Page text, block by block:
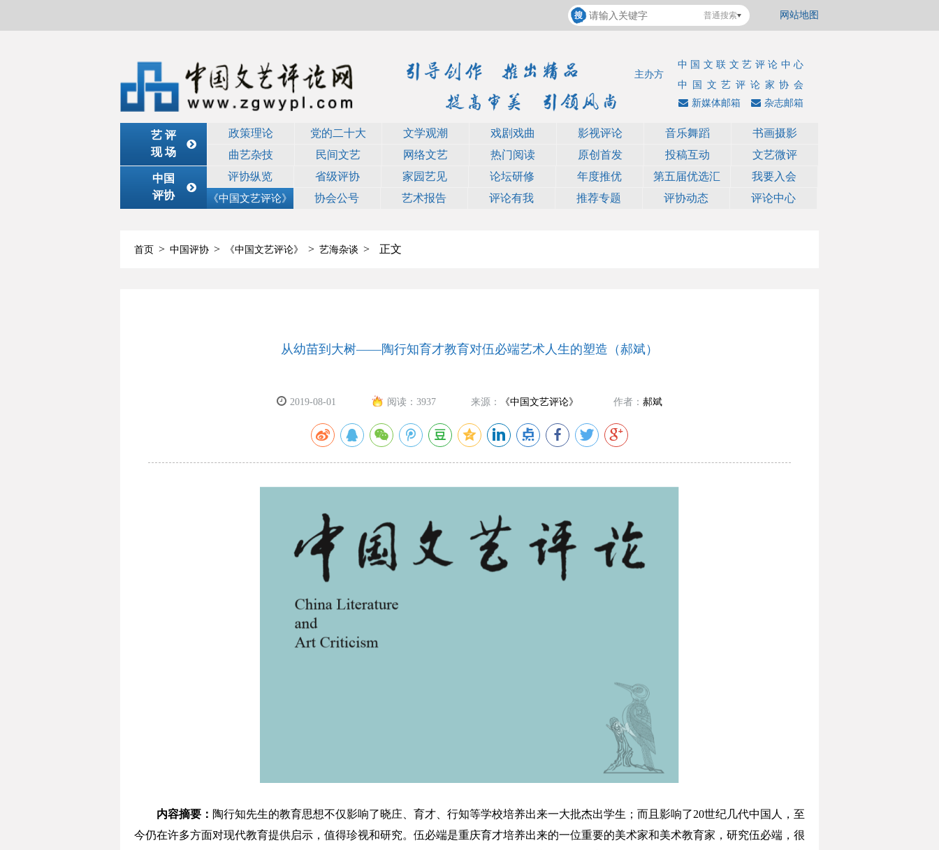
网站地图
普通搜索
中国文联文艺评论中心
中国文艺评论家协会
主办方
杂志邮箱
新媒体邮箱
艺 评
现 场
政策理论 党的二十大 文学观潮 戏剧戏曲 影视评论 音乐舞蹈
书画摄影
曲艺杂技
民间文艺 网络文艺 热门阅读 原创首发 投稿互动
文艺微评
中国
评协
评协纵览 省级评协 家园艺见 论坛研修 年度推优 第五届优选汇 我要入会
《中国文艺评论》 协会公号 艺术报告 评论有我 推荐专题 评协动态 评论中心
首页 > 中国评协 > 《中国文艺评论》 > 艺海杂谈 > 正文
从幼苗到大树——陶行知育才教育对伍必端艺术人生的塑造（郝斌）
2019-08-01 阅读： 3937 来源： 《中国文艺评论》 作者： 郝斌
内容摘要： 陶行知先生的教育思想不仅影响了晓庄、育才、行知等学校培养出来一大批杰出学生；而且影响了20世纪几代中国人，至
今仍在许多方面对现代教育提供启示，值得珍视和研究。伍必端是重庆育才培养出来的一位重要的美术家和美术教育家，研究伍必端，很